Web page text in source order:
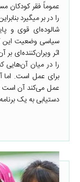
عموماً فقر کودکان
را در بر میگیرد
شالوده‌ای قوی و
سیاسی وضعیت این
اثر ویران‌کننده‌ای
را در میان آن‌هایی
برای عمل است. اما
عمل می‌کند آن است
دستیابی به یک